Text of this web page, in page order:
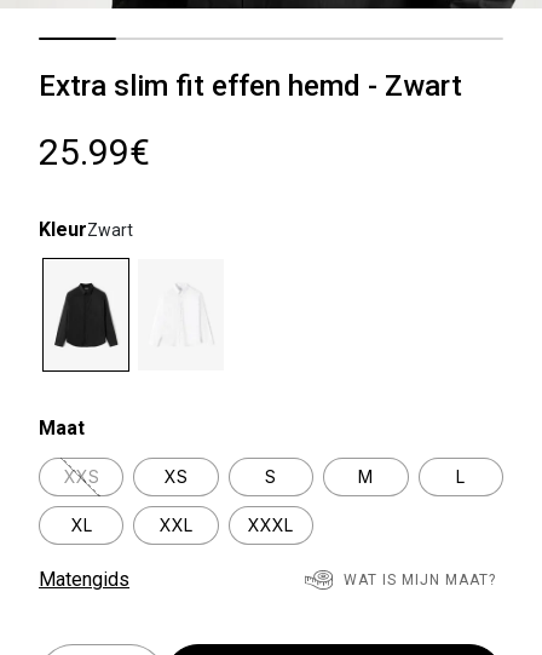
Extra slim fit effen hemd - Zwart
25.99€
KleurZwart
Maat
XXS XS S M L
XL XXL XXXL
Matengids WAT IS MIJN MAAT?